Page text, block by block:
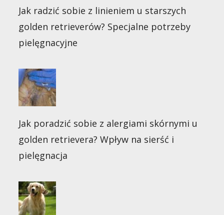
Jak radzić sobie z linieniem u starszych
golden retrieverów? Specjalne potrzeby
pielęgnacyjne
Jak poradzić sobie z alergiami skórnymi u
golden retrievera? Wpływ na sierść i
pielęgnacja